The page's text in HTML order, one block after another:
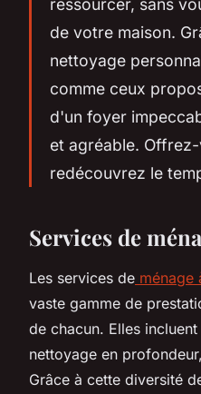
ressourcer, sans
de votre maison.
nettoyage
comme ceux
d'un foyer
et agréable.
redécouvrez le
Services de
Les services de ménage
vaste gamme de
de chacun. Elles
nettoyage en
Grâce à cette diversité